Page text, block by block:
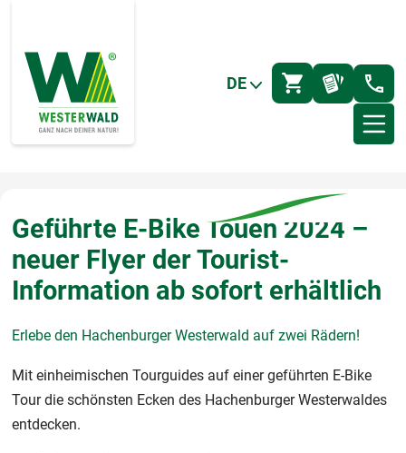
DE
Geführte E-Bike Touen 2024 –
neuer Flyer der Tourist-
Information ab sofort erhältlich
Erlebe den Hachenburger Westerwald auf zwei Rädern!
Mit einheimischen Tourguides auf einer geführten E-Bike
Tour die schönsten Ecken des Hachenburger Westerwaldes
entdecken.